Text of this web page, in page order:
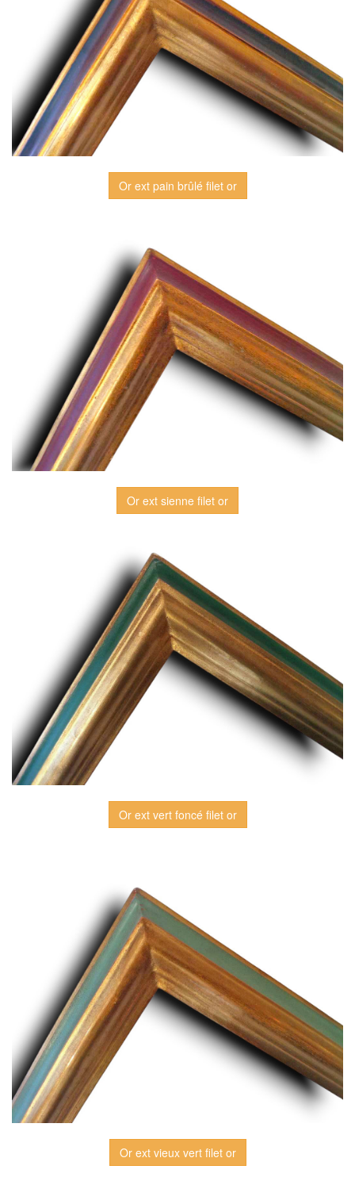
Or ext pain brûlé filet or
Or ext sienne filet or
Or ext vert foncé filet or
Or ext vieux vert filet or